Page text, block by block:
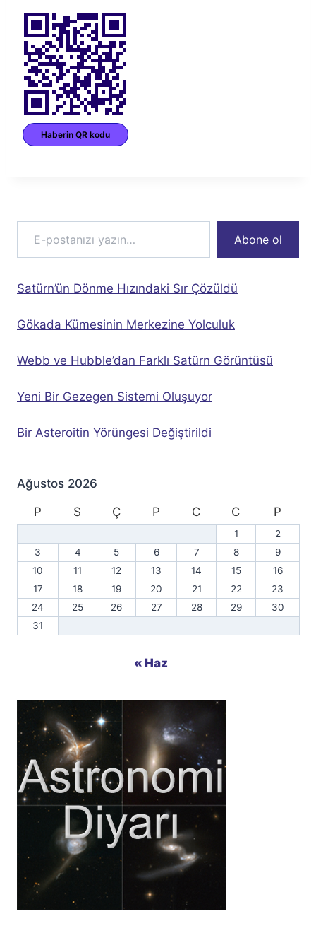
Haberin QR kodu
E-postanızı yazın…
Abone ol
Satürn’ün Dönme Hızındaki Sır Çözüldü
Gökada Kümesinin Merkezine Yolculuk
Webb ve Hubble’dan Farklı Satürn Görüntüsü
Yeni Bir Gezegen Sistemi Oluşuyor
Bir Asteroitin Yörüngesi Değiştirildi
Ağustos 2026
P
S Ç P C C P
1
2
3
4 5 6 7 8
9
10
11 12 13 14 15
16
17
18 19 20 21 22
23
24
25 26 27 28 29
30
31
« Haz